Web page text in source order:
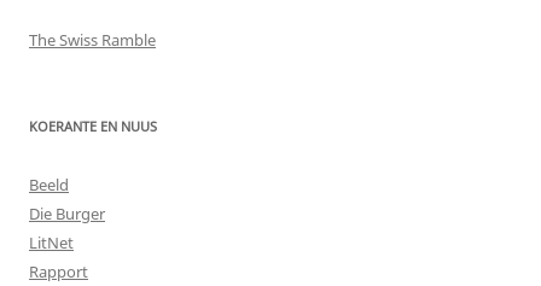
The Swiss Ramble
KOERANTE EN NUUS
Beeld
Die Burger
LitNet
Rapport